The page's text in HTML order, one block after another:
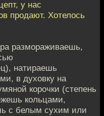
у нас
продают. Хотелось
размораживаешь,
натираешь
в духовку на
корочки (степень
кольцами,
с белым сухим или